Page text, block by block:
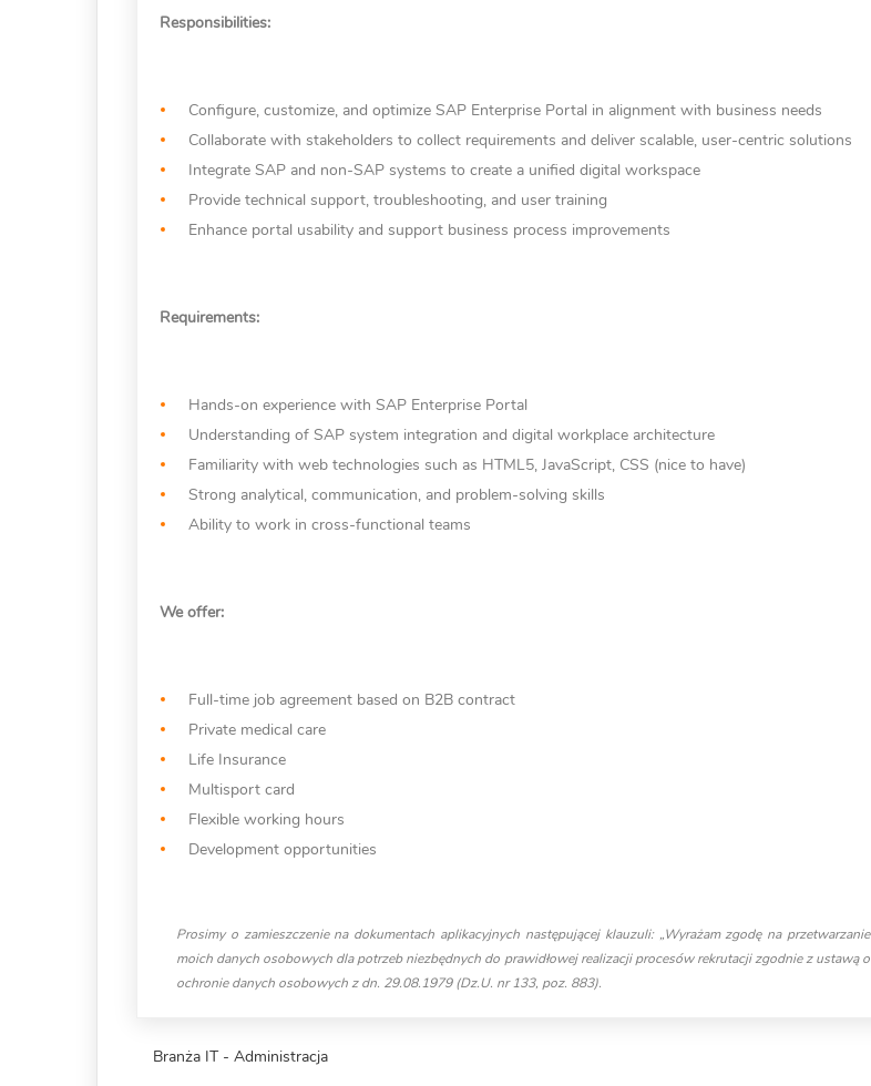
Responsibilities:
Configure, customize, and optimize SAP Enterprise Portal in alignment with business needs
Collaborate with stakeholders to collect requirements and deliver scalable, user-centric solutions
Integrate SAP and non-SAP systems to create a unified digital workspace
Provide technical support, troubleshooting, and user training
Enhance portal usability and support business process improvements
Requirements:
Hands-on experience with SAP Enterprise Portal
Understanding of SAP system integration and digital workplace architecture
Familiarity with web technologies such as HTML5, JavaScript, CSS (nice to have)
Strong analytical, communication, and problem-solving skills
Ability to work in cross-functional teams
We offer:
Full-time job agreement based on B2B contract
Private medical care
Life Insurance
Multisport card
Flexible working hours
Development opportunities
Prosimy o zamieszczenie na dokumentach aplikacyjnych następującej klauzuli: „Wyrażam zgodę na przetwarzanie
moich danych osobowych dla potrzeb niezbędnych do prawidłowej realizacji procesów rekrutacji zgodnie z ustawą o
ochronie danych osobowych z dn. 29.08.1979 (Dz.U. nr 133, poz. 883).
Branża IT - Administracja